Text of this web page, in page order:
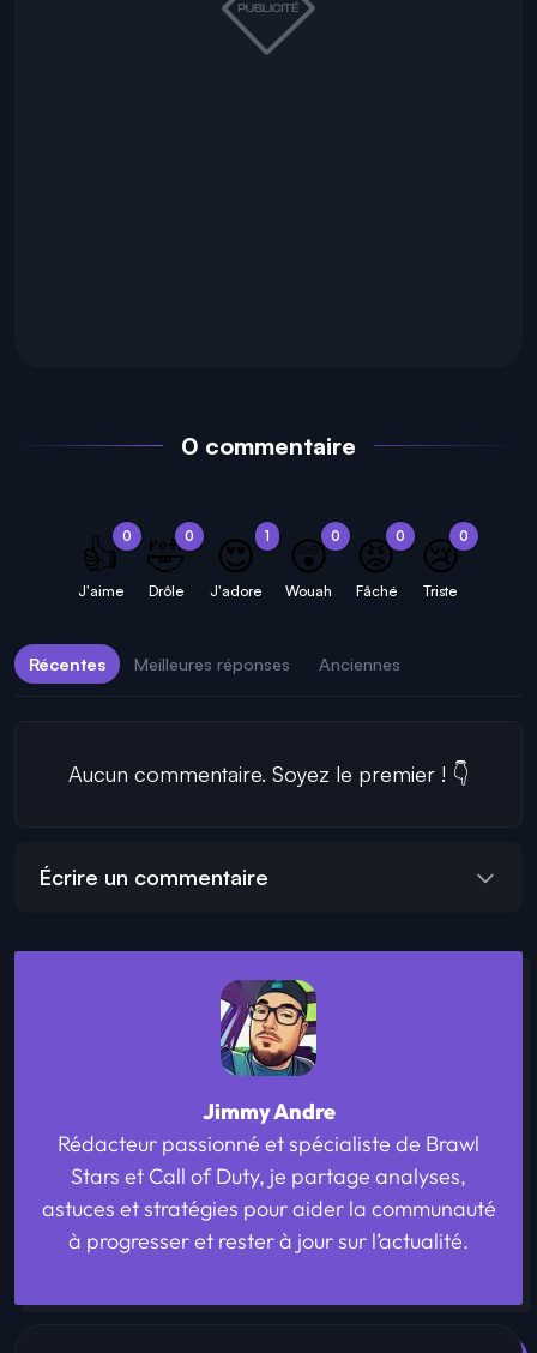
0 commentaire
0
👍
J'aime
0
🤣
Drôle
1
😍
J'adore
0
😲
Wouah
0
😡
Fâché
0
😢
Triste
Récentes Meilleures réponses Anciennes
Aucun commentaire. Soyez le premier ! 👇
Écrire un commentaire
Jimmy Andre
Rédacteur passionné et spécialiste de Brawl
Stars et Call of Duty, je partage analyses,
astuces et stratégies pour aider la communauté
à progresser et rester à jour sur l’actualité.